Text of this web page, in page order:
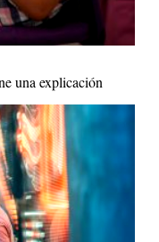
una explicación